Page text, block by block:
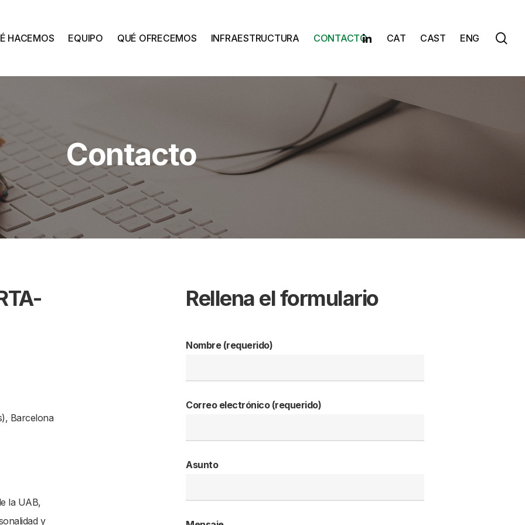
HACEMOS EQUIPO QUÉ OFRECEMOS INFRAESTRUCTURA CONTACTOLinkedin
CAT CAST ENG
Contacto
Barcelona
la UAB,
y
Rellena el formulario
Nombre (requerido)
Correo electrónico (requerido)
Asunto